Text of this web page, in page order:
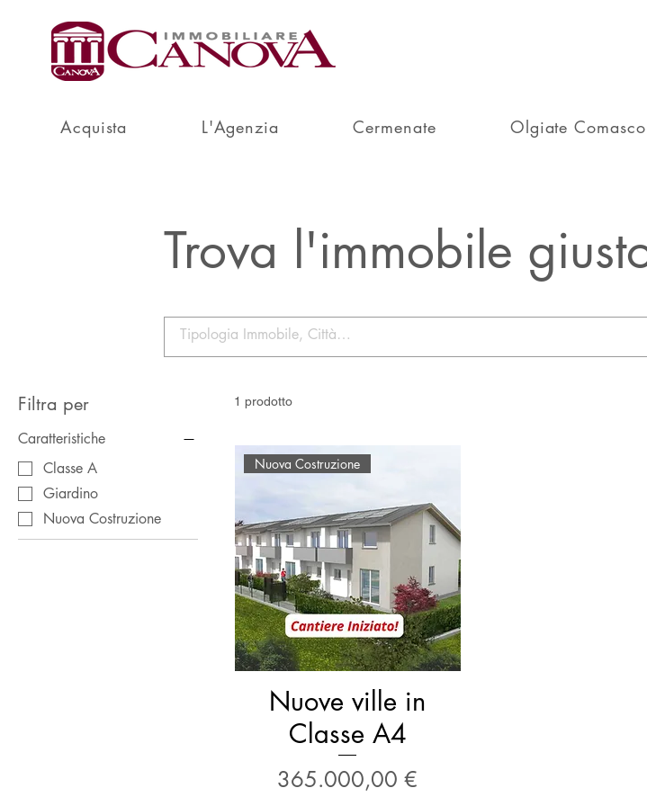
Acquista L'Agenzia Cermenate Olgiate Comasco
Trova l'immobile
Filtra per
Caratteristiche
Classe A
Giardino
Nuova Costruzione
1 prodotto
Nuova Costruzione
Nuove ville in
Classe A4
Prezzo
365.000,00 €